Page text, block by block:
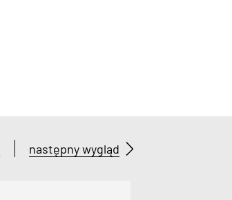
następny wygląd